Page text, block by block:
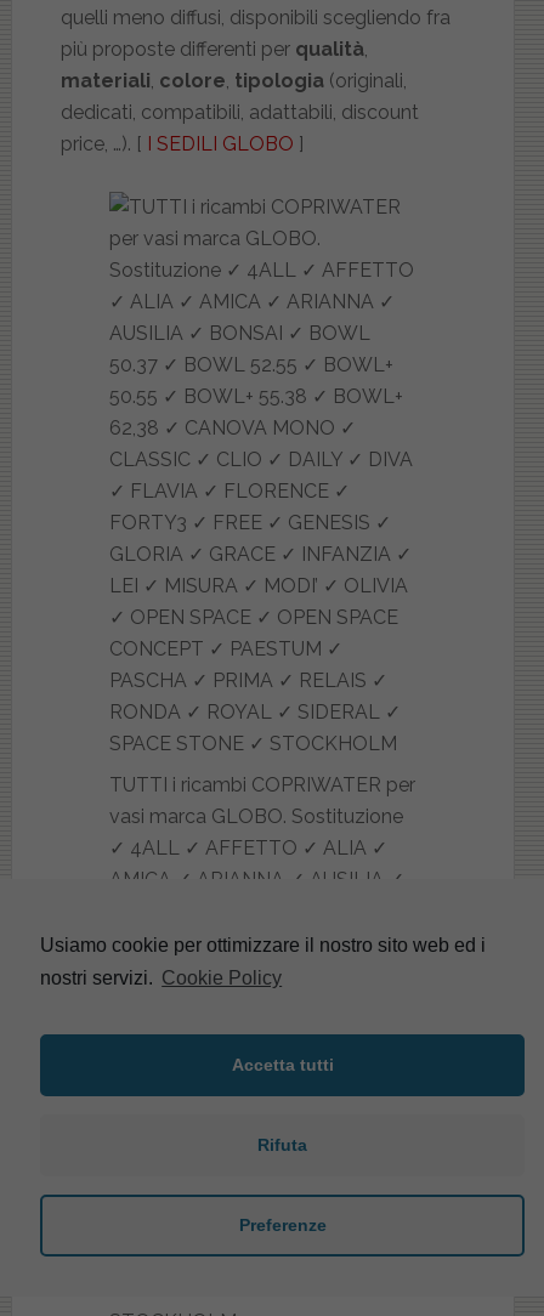
quelli meno diffusi, disponibili scegliendo fra
più proposte differenti per qualità,
materiali, colore, tipologia(originali,
dedicati, compatibili, adattabili, discount
price, …). [ I SEDILI GLOBO ]
TUTTI i ricambi COPRIWATER per
vasi marca GLOBO. Sostituzione
✓ 4ALL ✓ AFFETTO ✓ ALIA ✓
AMICA ✓ ARIANNA ✓ AUSILIA ✓
52.55 ✓ BOWL+ 50.55 ✓ BOWL+
55.38 ✓ BOWL+ 62,38 ✓ CANOVA
DAILY ✓ DIVA ✓ FLAVIA ✓
FLORENCE ✓ FORTY3 ✓ FREE ✓
GENESIS ✓ GLORIA ✓ GRACE ✓
✓ OPEN SPACE CONCEPT ✓
PAESTUM ✓ PASCHA ✓ PRIMA ✓
RELAIS ✓ RONDA ✓ ROYAL ✓
Usiamo cookie per ottimizzare il nostro sito web ed i
nostri servizi. Cookie Policy
Accetta tutti
Rifuta
Preferenze